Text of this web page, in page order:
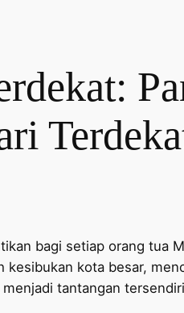
bagi setiap orang tua
kesibukan kota besar,
tantangan